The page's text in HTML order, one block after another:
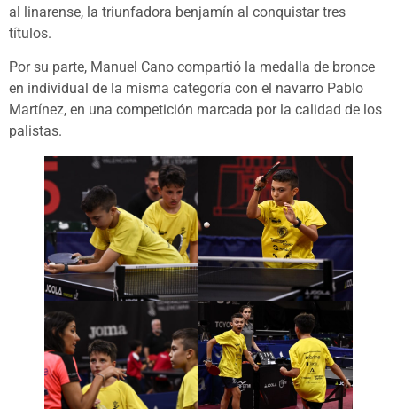
al linarense, la triunfadora benjamín al conquistar tres
títulos.
Por su parte, Manuel Cano compartió la medalla de bronce
en individual de la misma categoría con el navarro Pablo
Martínez, en una competición marcada por la calidad de los
palistas.